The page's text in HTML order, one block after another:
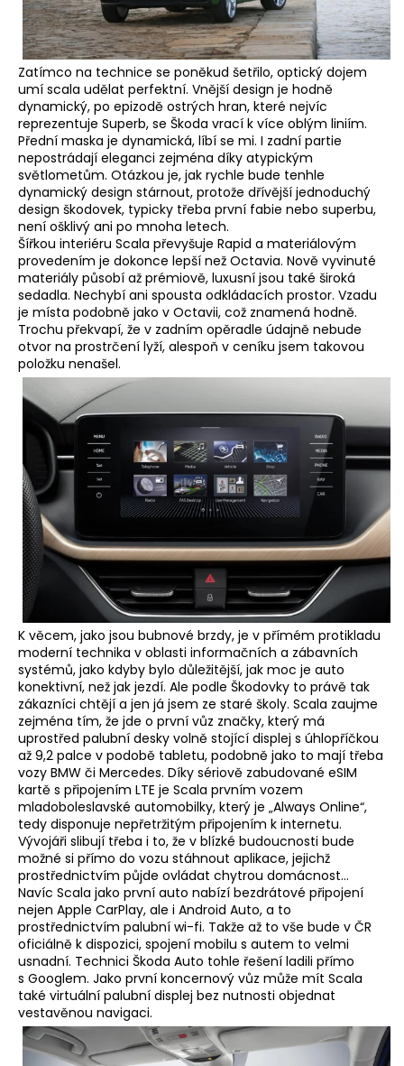
Zatímco na technice se poněkud šetřilo, optický dojem
umí scala udělat perfektní. Vnější design je hodně
dynamický, po epizodě ostrých hran, které nejvíc
reprezentuje Superb, se Škoda vrací k více oblým liniím.
Přední maska je dynamická, líbí se mi. I zadní partie
nepostrádají eleganci zejména díky atypickým
světlometům. Otázkou je, jak rychle bude tenhle
dynamický design stárnout, protože dřívější jednoduchý
design škodovek, typicky třeba první fabie nebo superbu,
není ošklivý ani po mnoha letech.
Šířkou interiéru Scala převyšuje Rapid a materiálovým
provedením je dokonce lepší než Octavia. Nově vyvinuté
materiály působí až prémiově, luxusní jsou také široká
sedadla. Nechybí ani spousta odkládacích prostor. Vzadu
je místa podobně jako v Octavii, což znamená hodně.
Trochu překvapí, že v zadním opěradle údajně nebude
otvor na prostrčení lyží, alespoň v ceníku jsem takovou
položku nenašel.
K věcem, jako jsou bubnové brzdy, je v přímém protikladu
moderní technika v oblasti informačních a zábavních
systémů, jako kdyby bylo důležitější, jak moc je auto
konektivní, než jak jezdí. Ale podle Škodovky to právě tak
zákazníci chtějí a jen já jsem ze staré školy. Scala zaujme
zejména tím, že jde o první vůz značky, který má
uprostřed palubní desky volně stojící displej s úhlopříčkou
až 9,2 palce v podobě tabletu, podobně jako to mají třeba
vozy BMW či Mercedes. Díky sériově zabudované eSIM
kartě s připojením LTE je Scala prvním vozem
mladoboleslavské automobilky, který je „Always Online“,
tedy disponuje nepřetržitým připojením k internetu.
Vývojáři slibují třeba i to, že v blízké budoucnosti bude
možné si přímo do vozu stáhnout aplikace, jejichž
prostřednictvím půjde ovládat chytrou domácnost…
Navíc Scala jako první auto nabízí bezdrátové připojení
nejen Apple CarPlay, ale i Android Auto, a to
prostřednictvím palubní wi-fi. Takže až to vše bude v ČR
oficiálně k dispozici, spojení mobilu s autem to velmi
usnadní. Technici Škoda Auto tohle řešení ladili přímo
s Googlem. Jako první koncernový vůz může mít Scala
také virtuální palubní displej bez nutnosti objednat
vestavěnou navigaci.